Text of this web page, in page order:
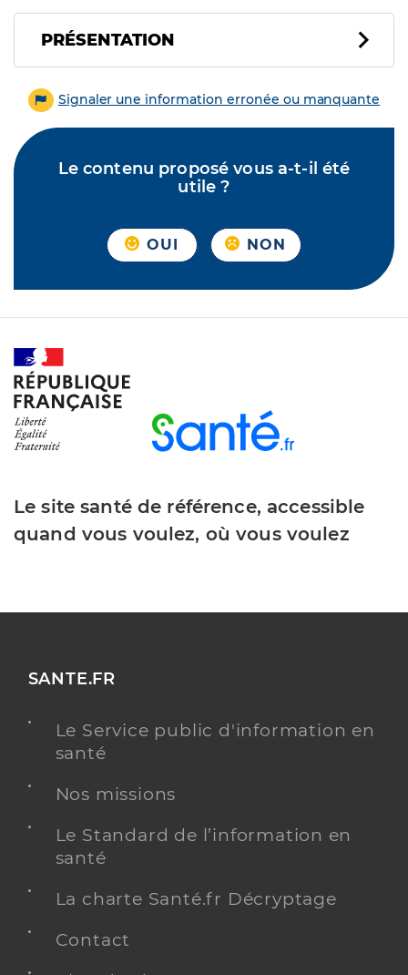
PRÉSENTATION
Signaler une information erronée ou manquante
Le contenu proposé vous a-t-il été
utile ?
OUI NON
Le site santé de référence, accessible
quand vous voulez, où vous voulez
SANTE.FR
Le Service public d'information en
santé
Nos missions
Le Standard de l’information en
santé
La charte Santé.fr Décryptage
Contact